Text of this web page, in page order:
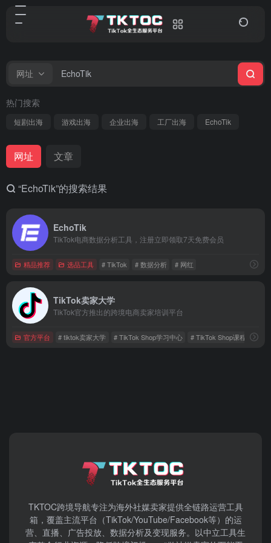
网址
热门搜索
短剧出海 游戏出海 企业出海 工厂出海 EchoTik
网址 文章
“EchoTik”的搜索结果
EchoTik
TikTok电商数据分析工具，注册立即领取7天免费会员
精品推荐 选品工具 # TikTok # 数据分析 # 网红
TikTok卖家大学
TikTok官方推出的跨境电商卖家培训平台
官方平台 # tiktok卖家大学 # TikTok Shop学习中心 # TikTok Shop课程
TKTOC跨境导航​专注为海外社媒卖家提供全链路运营工具
箱，覆盖主流平台（TikTok/YouTube/Facebook等）​的运
营、直播、广告投放、数据分析及变现服务。以中立工具生